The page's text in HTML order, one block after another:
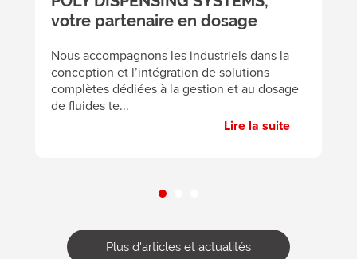
votre partenaire en dosage
Nous accompagnons les industriels dans la
conception et l’intégration de solutions
complètes dédiées à la gestion et au dosage
de fluides te...
Lire la suite
Plus d'articles et actualités